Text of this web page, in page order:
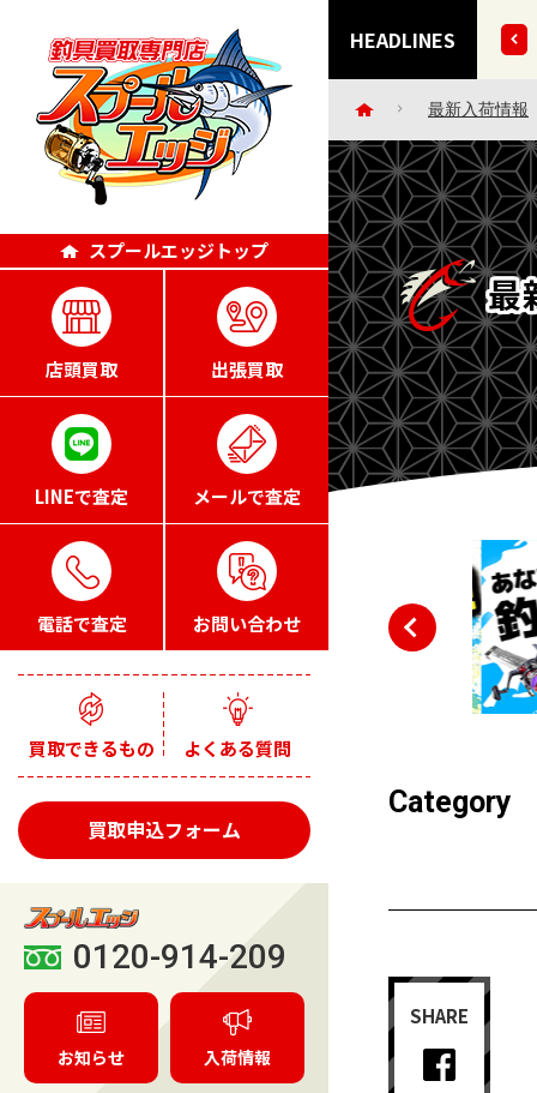
スプールエッジトップ
店頭買取 出張買取
LINEで査定 メールで査定
電話で査定 お問い合わせ
買取できるもの よくある質問
買取申込フォーム
0120-914-209
お知らせ 入荷情報
HEADLINES
ど 35点掲載いたしました!!
最新入荷情報
最
Category
SHARE